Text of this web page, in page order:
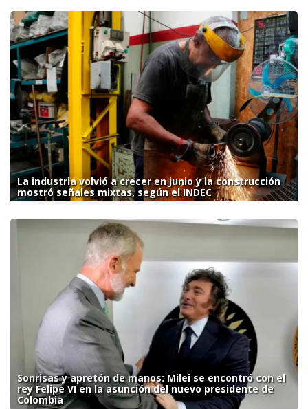
La industria volvió a crecer en junio y la construcción
mostró señales mixtas, según el INDEC
Sonrisas y apretón de manos: Milei se encontró con el
rey Felipe VI en la asunción del nuevo presidente de
Colombia